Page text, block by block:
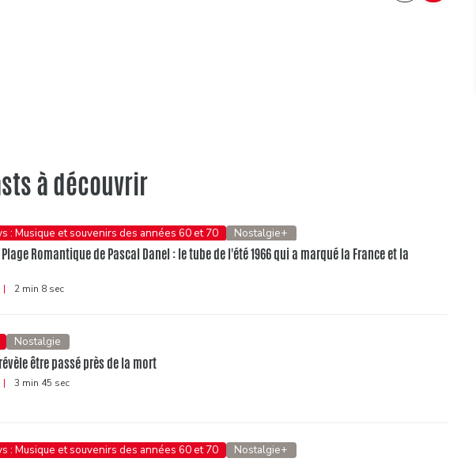
à découvrir
: Musique et souvenirs des années 60 et 70 Nostalgie+
Plage Romantique de Pascal Danel : le tube de l'été 1966 qui a marqué la France et la
| 2 min 8 sec
Nostalgie
être passé près de la mort
| 3 min 45 sec
: Musique et souvenirs des années 60 et 70 Nostalgie+